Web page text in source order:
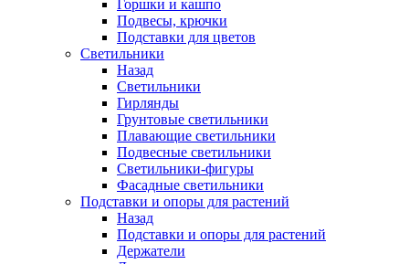
Горшки и кашпо
Подвесы, крючки
Подставки для цветов
Светильники
Назад
Светильники
Гирлянды
Грунтовые светильники
Плавающие светильники
Подвесные светильники
Светильники-фигуры
Фасадные светильники
Подставки и опоры для растений
Назад
Подставки и опоры для растений
Держатели